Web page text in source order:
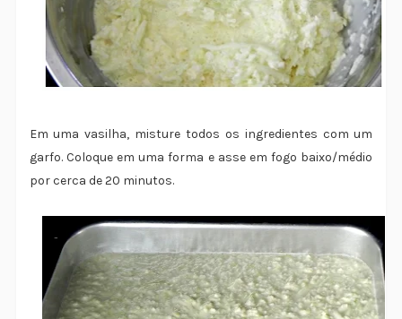
Em uma vasilha, misture todos os ingredientes com um
garfo. Coloque em uma forma e asse em fogo baixo/médio
por cerca de 20 minutos.